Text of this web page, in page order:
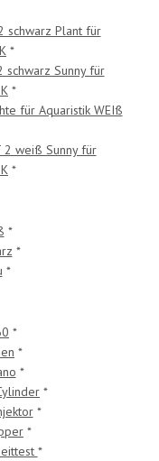
schwarz Plant für
*
schwarz Sunny für
*
für Aquaristik WEIß
2 weiß Sunny für
*
*
*
*
*
*
*
*
*
*
*